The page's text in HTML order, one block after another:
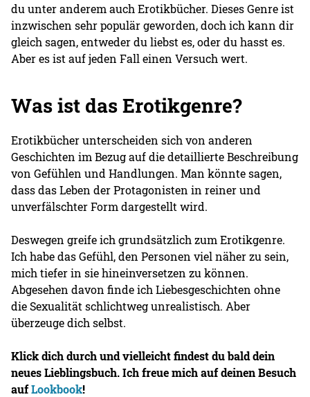
du unter anderem auch Erotikbücher. Dieses Genre ist
inzwischen sehr populär geworden, doch ich kann dir
gleich sagen, entweder du liebst es, oder du hasst es.
Aber es ist auf jeden Fall einen Versuch wert.
Was ist das Erotikgenre?
Erotikbücher unterscheiden sich von anderen
Geschichten im Bezug auf die detaillierte Beschreibung
von Gefühlen und Handlungen. Man könnte sagen,
dass das Leben der Protagonisten in reiner und
unverfälschter Form dargestellt wird.
Deswegen greife ich grundsätzlich zum Erotikgenre.
Ich habe das Gefühl, den Personen viel näher zu sein,
mich tiefer in sie hineinversetzen zu können.
Abgesehen davon finde ich Liebesgeschichten ohne
die Sexualität schlichtweg unrealistisch. Aber
überzeuge dich selbst.
Klick dich durch und vielleicht findest du bald dein
neues Lieblingsbuch. Ich freue mich auf deinen Besuch
aufLookbook!